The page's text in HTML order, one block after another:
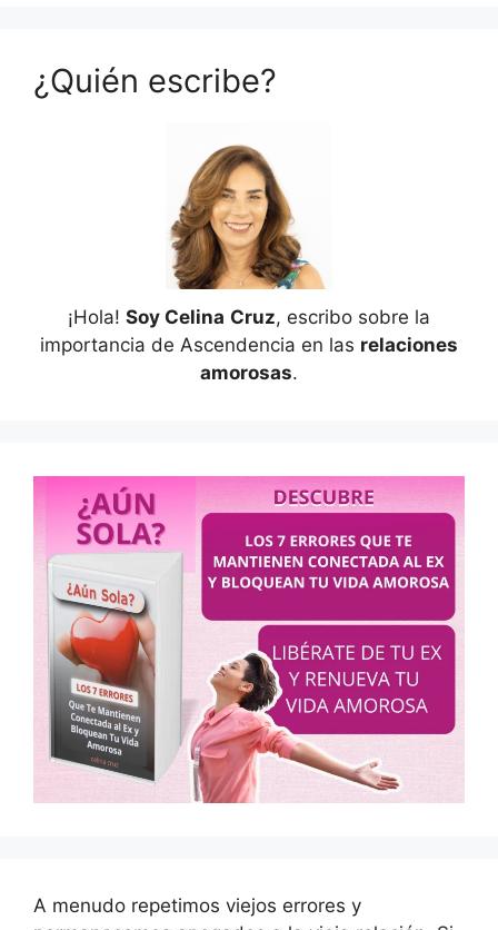
¿Quién escribe?
¡Hola! Soy Celina Cruz, escribo sobre la
importancia de Ascendencia en las relaciones
amorosas.
A menudo repetimos viejos errores y